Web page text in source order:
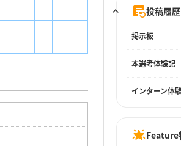
投稿履歴
掲示板
本選考体験記
インターン体
Feature